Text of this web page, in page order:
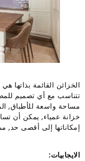
الخزائن القائمة بذاتها
تتناسب مع أي تصميم
مساحة واسعة للأطباق,
خزانة عمياء, يمكن أن
إمكاناتها إلى أقصى حد,
الايجابيات: